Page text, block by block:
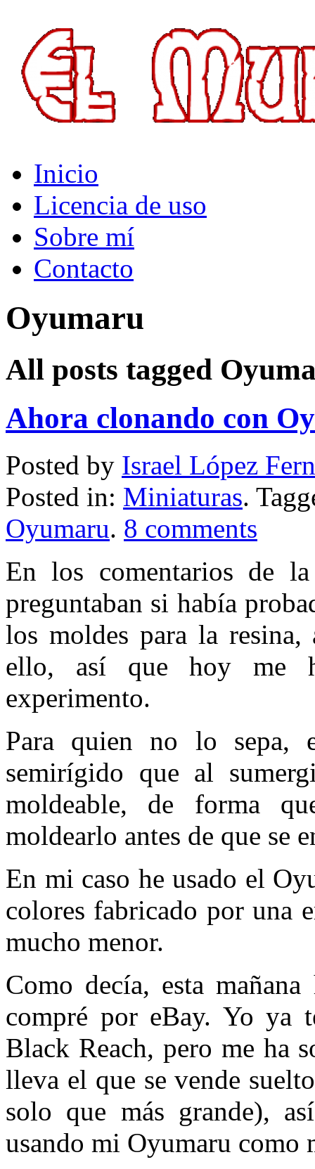
El Multiverso
Inicio
Licencia de uso
Sobre mí
Contacto
Oyumaru
All posts tagged
Ahora clonando con
Posted by Israel López
Posted in: Miniaturas.
Oyumaru. 8 comments
En los comentarios de
preguntaban si había
los moldes para la resina,
ello, así que hoy me
experimento.
Para quien no lo sepa,
semirígido que al
moldeable, de forma
moldearlo antes de que se
En mi caso he usado el
colores fabricado por una
mucho menor.
Como decía, esta
compré por eBay. Yo ya
Black Reach, pero me ha
lleva el que se vende
solo que más grande),
usando mi Oyumaru como